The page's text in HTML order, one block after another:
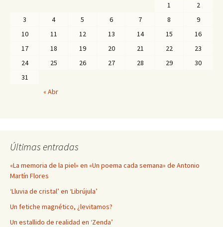
1
2
3
4 5 6 7 8
9
10
11 12 13 14 15
16
17
18 19 20 21 22
23
24
25 26 27 28 29
30
31
« Abr
Últimas entradas
«La memoria de la piel» en «Un poema cada semana» de Antonio
Martín Flores
‘Lluvia de cristal’ en ‘Librújula’
Un fetiche magnético, ¿levitamos?
Un estallido de realidad en ‘Zenda’